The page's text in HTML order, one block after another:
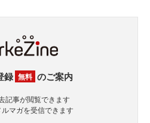
録 無料 のご案内
記事が閲覧できます
ルマガを受信できます